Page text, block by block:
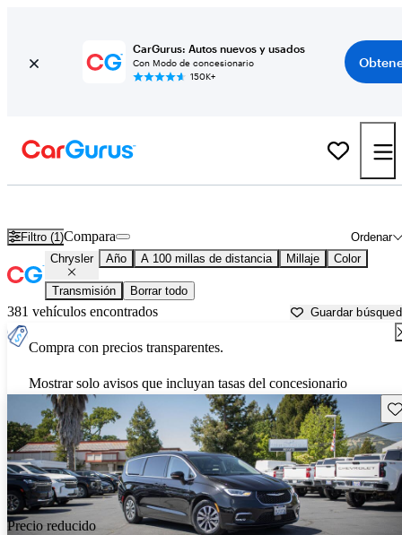
CarGurus: Autos nuevos y usados
Con Modo de concesionario
150K+
Filtro (1) Ordenar
Compara
Chrysler Año A 100 millas de distancia Millaje Color
Transmisión Borrar todo
381 vehículos encontrados Guardar
Compra con precios transparentes.
Mostrar solo avisos que incluyan tasas del concesionario
Precio reducido